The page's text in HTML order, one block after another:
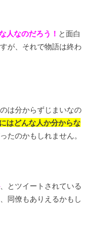
人なのだろう！ と面白
が、それで物語は終わ
は分からずじまいなの
はどんな人か分からな
たのかもしれません。
、とツイートされている
同僚もありえるかもし